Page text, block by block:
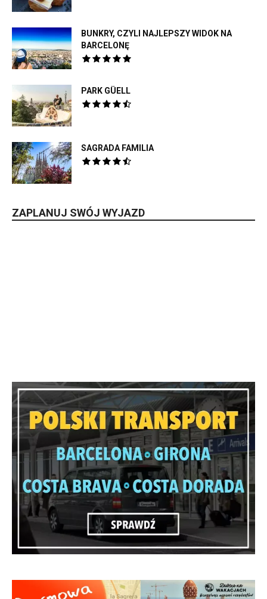
BUNKRY, CZYLI NAJLEPSZY WIDOK NA
BARCELONĘ
PARK GÜELL
SAGRADA FAMILIA
ZAPLANUJ SWÓJ WYJAZD